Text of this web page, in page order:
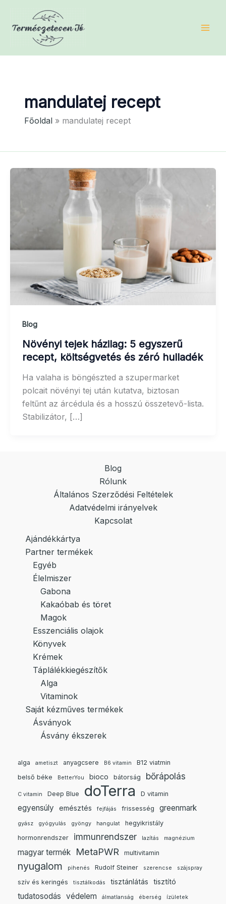
content
mandulatej recept
Főoldal mandulatej recept
Blog
Növényi tejek házilag: 5 egyszerű
recept, költségvetés és zéró hulladék
Ha valaha is böngészted a szupermarket
polcait növényi tej után kutatva, biztosan
feltűnt az árcédula és a hosszú összetevő-lista.
Stabilizátor, […]
Blog
Rólunk
Általános Szerződési Feltételek
Adatvédelmi irányelvek
Kapcsolat
Ajándékkártya
Partner termékek
Egyéb
Élelmiszer
Gabona
Kakaóbab és töret
Magok
Esszenciális olajok
Könyvek
Krémek
Táplálékkiegészítők
Alga
Vitaminok
Saját kézműves termékek
Ásványok
Ásvány ékszerek
alga ametiszt anyagcsere B6 vitamin
B12 viatmin
belső béke
BetterYou bioco bátorság bőrápolás
C vitamin Deep Blue doTerra D vitamin
egyensúly emésztés fejfájás frissesség greenmark
gyász gyógyulás gyöngy hangulat
hegyikristály
hormonrendszer
immunrendszer lazítás magnézium
magyar termék MetaPWR multivitamin
nyugalom pihenés Rudolf Steiner szerencse szájspray
szív és keringés tisztálkodás tisztánlátás tisztító
tudatosodás védelem álmatlanság éberség ízületek